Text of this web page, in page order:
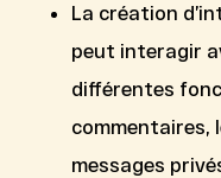
La création
peut interagir
différentes
commentaires,
messages